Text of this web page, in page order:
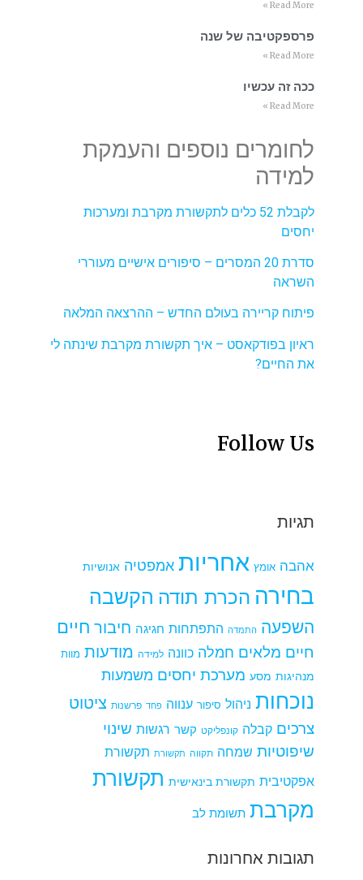
Read More »
פרספקטיבה של שנה
Read More »
ככה זה עכשיו
Read More »
לחומרים נוספים והעמקת
למידה
לקבלת 52 כלים לתקשורת מקרבת ומערכות
יחסים
סדרת 20 המסרים – סיפורים אישיים מעוררי
השראה
פיתוח קריירה בעולם החדש – ההרצאה המלאה
ראיון בפודקאסט – איך תקשורת מקרבת שינתה לי
את החיים?
Follow Us
תגיות
אהבה אומץ אחריות אמפטיה אנושיות
בחירה הכרת תודה הקשבה
השפעה התמדה התפתחות חגיגה חיבור חיים
חיים מלאים חמלה כוונה למידה מודעות מוות
מנהיגות מסע מערכת יחסים משמעות
נוכחות ניהול סיפור ענווה פחד פרשנות ציטוט
צרכים קבלה קונפליקט קשר רגשות שינוי
שיפוטיות שמחה תקווה תקשורת תקשורת
אפקטיבית תקשורת בינאישית תקשורת
מקרבת תשומת לב
תגובות אחרונות